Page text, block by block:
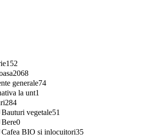
152
2068
generale74
la unt1
284
Bauturi vegetale51
Bere0
Cafea BIO si inlocuitori35